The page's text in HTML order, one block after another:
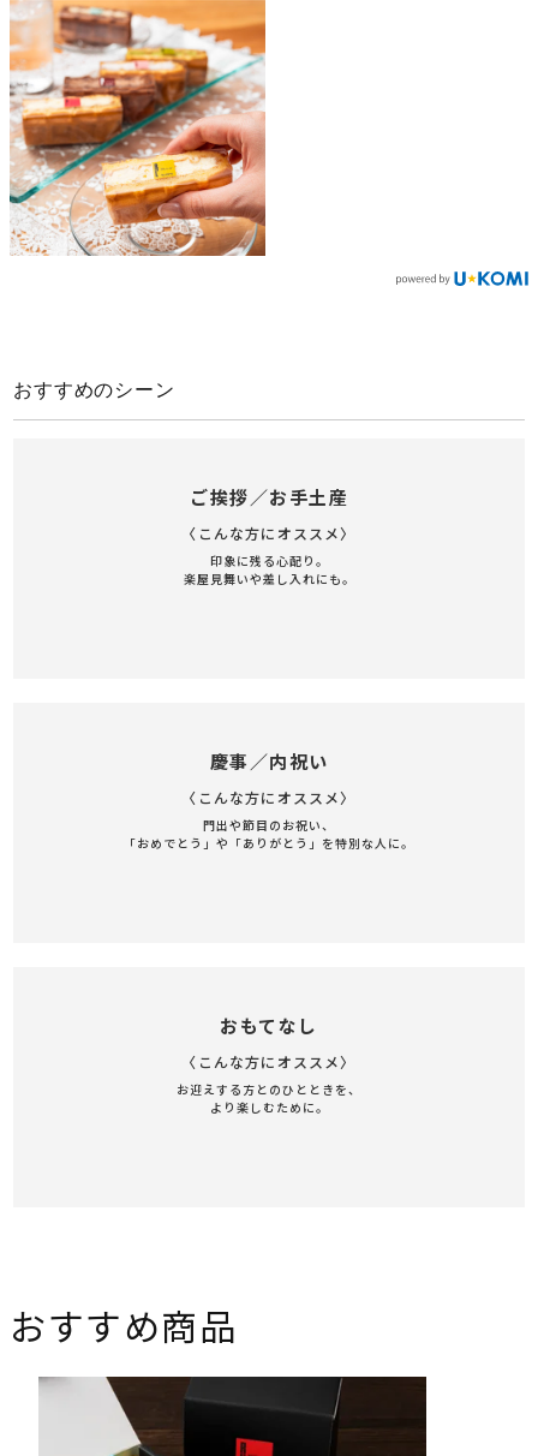
おすすめのシーン
ご挨拶／お手土産
〈こんな方にオススメ〉
印象に残る心配り。
楽屋見舞いや差し入れにも。
慶事／内祝い
〈こんな方にオススメ〉
門出や節目のお祝い、
「おめでとう」や「ありがとう」を特別な人に。
おもてなし
〈こんな方にオススメ〉
お迎えする方とのひとときを、
より楽しむために。
おすすめ商品